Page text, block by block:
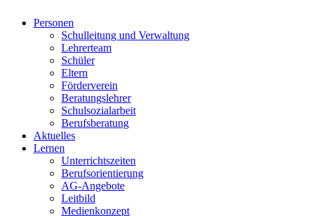
Personen
Schulleitung und Verwaltung
Lehrerteam
Schüler
Eltern
Förderverein
Beratungslehrer
Schulsozialarbeit
Berufsberatung
Aktuelles
Lernen
Unterrichtszeiten
Berufsorientierung
AG-Angebote
Leitbild
Medienkonzept